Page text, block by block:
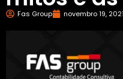
Fas Group novembro 19, 2021